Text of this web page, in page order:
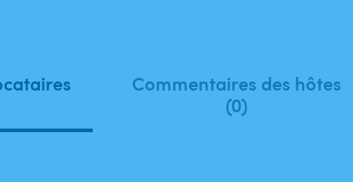
Commentaires des hôtes
(0)